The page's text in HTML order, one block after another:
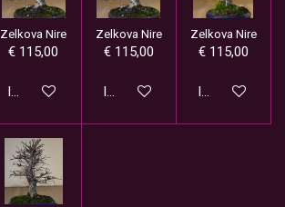
Zelkova Nire
€ 115,00
In winkelwagen
Zelkova Nire
€ 115,00
In winkelwagen
Zelkova Nire
€ 115,00
In